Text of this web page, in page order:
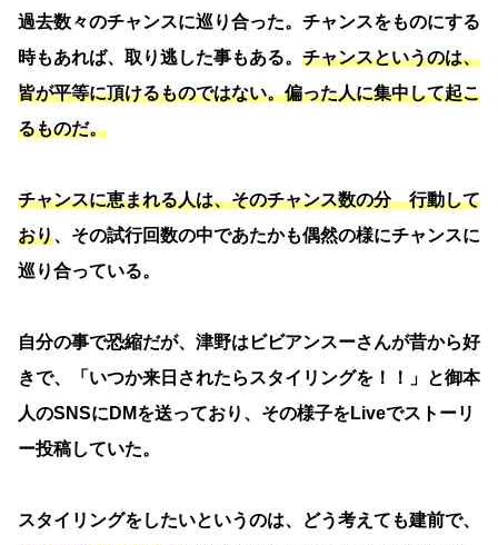
過去数々のチャンスに巡り合った。チャンスをものにする
時もあれば、取り逃した事もある。 チャンスというのは、
皆が平等に頂けるものではない。偏った人に集中して起こ
るものだ。
チャンスに恵まれる人は、そのチャンス数の分 行動して
おり、その試行回数の中であたかも偶然の様にチャンスに
巡り合っている。
自分の事で恐縮だが、津野はビビアンスーさんが昔から好
きで、「いつか来日されたらスタイリングを！！」と御本
人のSNSにDMを送っており、その様子をLiveでストーリ
ー投稿していた。
スタイリングをしたいというのは、どう考えても建前で、